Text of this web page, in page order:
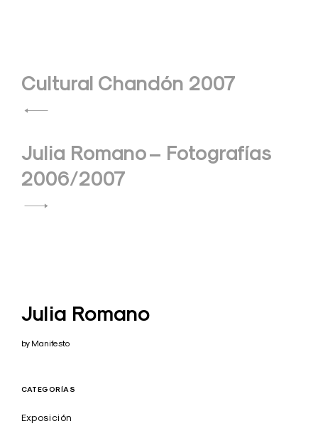
Navegación
de
Cultural Chandón 2007
Julia Romano – Fotografías
2006/2007
Julia Romano
by Manifesto
CATEGORÍAS
Exposición